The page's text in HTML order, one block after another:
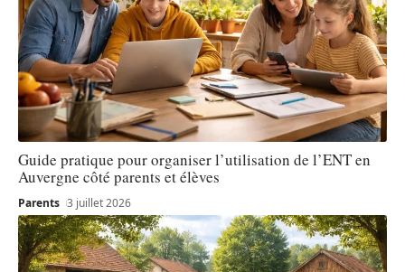
Guide pratique pour organiser l’utilisation de l’ENT en
Auvergne côté parents et élèves
Parents 3 juillet 2026